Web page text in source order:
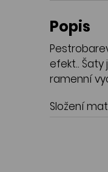
Popis
efekt..
ramenní
Složení